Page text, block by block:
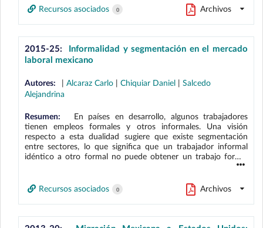
exposición al comercio internacional de los mercados
laborales locales para identificar los efectos de estos eventos.
Se muestra que la integración al TLCAN redujo el desempleo
e incrementó el empleo y los salarios. La mayor competencia
con China parecería haber tenido el efecto contrario.
Adicionalmente, se encuentra que la respuesta del mercado
laboral al comercio internacional es heterogénea entre las
más pronunciados en regiones cercanas a la frontera con
Estados Unidos.
Recursos asociados 0 Archivos
2015-25: Informalidad y segmentación en el mercado
laboral mexicano
Autores: | Alcaraz Carlo | Chiquiar Daniel | Salcedo
Alejandrina
Resumen:
En países en desarrollo, algunos trabajadores
tienen empleos formales y otros informales. Una visión
respecto a esta dualidad sugiere que existe segmentación
entre sectores, lo que significa que un trabajador informal
idéntico a otro formal no puede obtener un trabajo formal
debido a barreras a la entrada. Una segunda visión señala que
Considerando que ambas circunstancias podrían coexistir, en
este documento se identifica la proporción de trabajadores
informales en cada situación para el caso de México.
Utilizando un modelo de autoselección con barreras de
entrada al sector formal, se estima que entre el 10 y el 20 por
Recursos asociados 0 Archivos